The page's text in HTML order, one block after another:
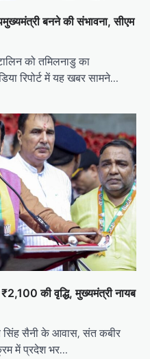
बनने की संभावना, सीएम
को तमिलनाडु का
रिपोर्ट में यह खबर सामने…
₹2,100 की वृद्धि, मुख्यमंत्री नायब
सिंह सैनी के आवास, संत कबीर
में प्रदेश भर…